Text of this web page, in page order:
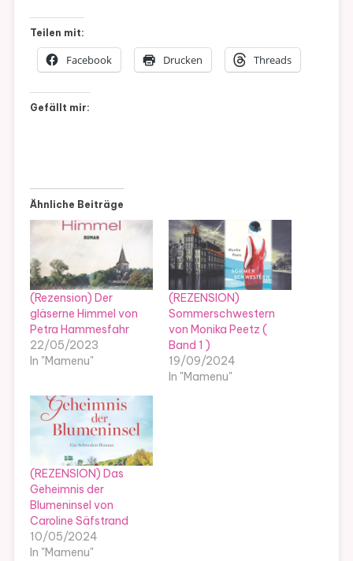
Teilen mit:
Facebook Drucken Threads
Gefällt mir:
Ähnliche Beiträge
(Rezension) Der
gläserne Himmel von
Petra Hammesfahr
22/05/2023
In "Mamenu"
(REZENSION)
Sommerschwestern
von Monika Peetz (
Band 1 )
19/09/2024
In "Mamenu"
(REZENSION) Das
Geheimnis der
Blumeninsel von
Caroline Säfstrand
10/05/2024
In "Mamenu"